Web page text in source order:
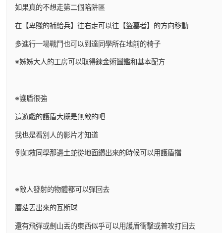
如果真的不想走第二個陷阱區
在【卑賤的補給兵】往右走可以往【盜墓者】的方向移動
多進行一場戰鬥也可以到達同學所在地前的椅子
※姊姊大人的工房可以取得鍊金術圖鑑和基本配方
※護盾很強
這遊戲的護盾大概是無敵的吧
我也是看別人的影片才知道
例如救同學那邊土蛇從地面鑽出來的時候可以用護盾擋
※敵人發射的物體都可以彈回去
蘑菇丟出來的瓦斯球
還有飛彈或劍山丟的東西似乎可以用護盾衝擊或普攻打回去